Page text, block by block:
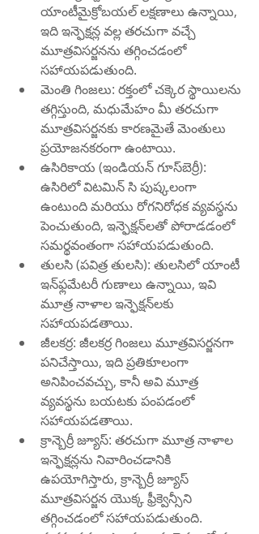
యాంటీమైక్రోబయల్ లక్షణాలు ఉన్నాయి,
ఇది ఇన్ఫెక్షన్ల వల్ల తరచుగా వచ్చే
మూత్రవిసర్జనను తగ్గించడంలో
సహాయపడుతుంది.
మెంతి గింజలు: రక్తంలో చక్కెర స్థాయిలను
తగ్గిస్తుంది, మధుమేహం మీ తరచుగా
మూత్రవిసర్జనకు కారణమైతే మెంతులు
ప్రయోజనకరంగా ఉంటాయి.
ఉసిరికాయ (ఇండియన్ గూస్‌బెర్రీ):
ఉసిరిలో విటమిన్ సి పుష్కలంగా
ఉంటుంది మరియు రోగనిరోధక వ్యవస్థను
పెంచుతుంది, ఇన్ఫెక్షన్‌లతో పోరాడడంలో
సమర్థవంతంగా సహాయపడుతుంది.
తులసి (పవిత్ర తులసి): తులసిలో యాంటీ
ఇన్‌ఫ్లమేటరీ గుణాలు ఉన్నాయి, ఇవి
మూత్ర నాళాల ఇన్ఫెక్షన్‌లకు
సహాయపడతాయి.
జీలకర్ర: జీలకర్ర గింజలు మూత్రవిసర్జనగా
పనిచేస్తాయి, ఇది ప్రతికూలంగా
అనిపించవచ్చు, కానీ అవి మూత్ర
వ్యవస్థను బయటకు పంపడంలో
సహాయపడతాయి.
క్రాన్బెర్రీ జ్యూస్: తరచుగా మూత్ర నాళాల
ఇన్ఫెక్షన్లను నివారించడానికి
ఉపయోగిస్తారు, క్రాన్బెర్రీ జ్యూస్
మూత్రవిసర్జన యొక్క ఫ్రీక్వెన్సీని
తగ్గించడంలో సహాయపడుతుంది.